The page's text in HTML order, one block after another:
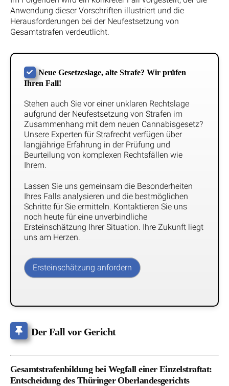
Anwendung dieser Vorschriften illustriert und die
Herausforderungen bei der Neufestsetzung von
Gesamtstrafen verdeutlicht.
Neue Gesetzeslage, alte Strafe? Wir prüfen
Ihren Fall!
Stehen auch Sie vor einer unklaren Rechtslage
aufgrund der Neufestsetzung von Strafen im
Zusammenhang mit dem neuen Cannabisgesetz?
Unsere Experten für Strafrecht verfügen über
langjährige Erfahrung in der Prüfung und
Beurteilung von komplexen Rechtsfällen wie
Ihrem.
Lassen Sie uns gemeinsam die Besonderheiten
Ihres Falls analysieren und die bestmöglichen
Schritte für Sie ermitteln. Kontaktieren Sie uns
noch heute für eine unverbindliche
Ersteinschätzung Ihrer Situation. Ihre Zukunft liegt
uns am Herzen.
Ersteinschätzung anfordern
Der Fall vor Gericht
Gesamtstrafenbildung bei Wegfall einer Einzelstraftat:
Entscheidung des Thüringer Oberlandesgerichts